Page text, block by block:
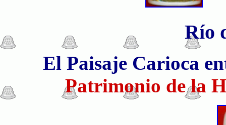
Río
El Paisaje Carioca
Patrimonio de la